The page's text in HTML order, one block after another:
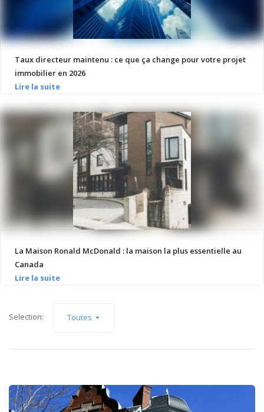
Taux directeur maintenu : ce que ça change pour votre projet
immobilier en 2026
La Maison Ronald McDonald : la maison la plus essentielle au
Canada
Selection: Toutes